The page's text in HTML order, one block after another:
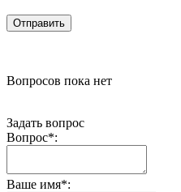
Вопросов пока нет
Задать вопрос
Вопрос*:
Ваше имя*: